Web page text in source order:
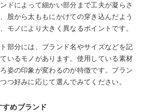
ドによって細かい部分まで工夫が凝らさ
股から太ももにかけての穿き込んだよう
モノにより大きく異なるポイントです。
部分には、ブランド名やサイズなどを記
いるモノがあります。使用している素材
姿の印象が変わるのが特徴です。ブラン
つ好みに応じて選んでみてください。
めブランド